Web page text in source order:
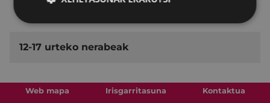
12-17 urteko nerabeak
Web mapa Irisgarritasuna
Kontaktua